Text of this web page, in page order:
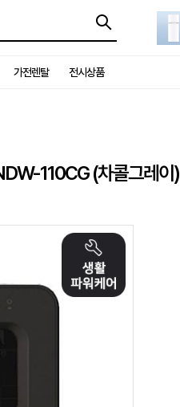
가전렌탈 전시상품
110CG (차콜그레이)